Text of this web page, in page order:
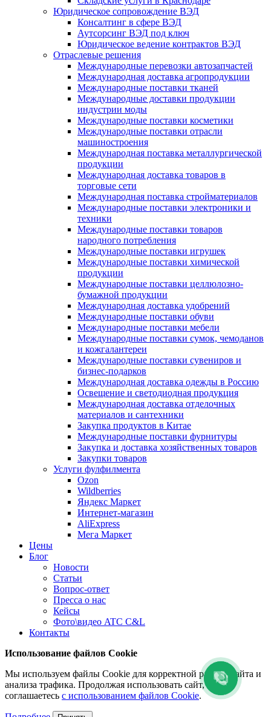
Юридическое сопровождение ВЭД
Консалтинг в сфере ВЭД
Аутсорсинг ВЭД под ключ
Юридическое ведение контрактов ВЭД
Отраслевые решения
Международные перевозки автозапчастей
Международная доставка агропродукции
Международные поставки тканей
Международные доставки продукции
индустрии моды
Международные поставки косметики
Международные поставки отрасли
машиностроения
Международная поставка металлургической
продукции
Международная доставка товаров в
торговые сети
Международная поставка стройматериалов
Международные поставки электроники и
техники
Международные поставки товаров
народного потребления
Международные поставки игрушек
Международные поставки химической
продукции
Международные поставки целлюлозно-
бумажной продукции
Международная доставка удобрений
Международные поставки обуви
Международные поставки мебели
Международные поставки сумок, чемоданов
и кожгалантереи
Международные поставки сувениров и
бизнес-подарков
Международная доставка одежды в Россию
Освещение и светодиодная продукция
Международная доставка отделочных
материалов и сантехники
Закупка продуктов в Китае
Международные поставки фурнитуры
Закупка и доставка хозяйственных товаров
Закупки товаров
Услуги фулфилмента
Ozon
Wildberries
Яндекс Маркет
Интернет-магазин
AliExpress
Мега Маркет
Цены
Блог
Новости
Статьи
Вопрос-ответ
Пресса о нас
Кейсы
Фото\видео ATC C&L
Контакты
Использование файлов Cookie
Мы используем файлы Cookie для корректной работы сайта и
анализа трафика. Продолжая использовать сайт, вы
соглашаетесь с использованием файлов Cookie.